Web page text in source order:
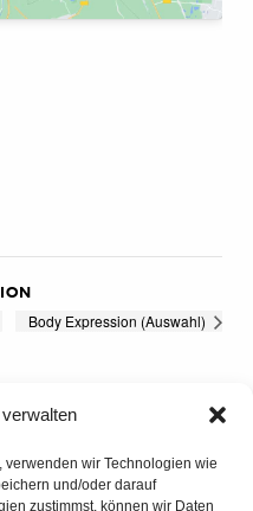
wir Technologien wie
und/oder darauf
zustimmst, können wir Daten
Body Expression (Auswahl)